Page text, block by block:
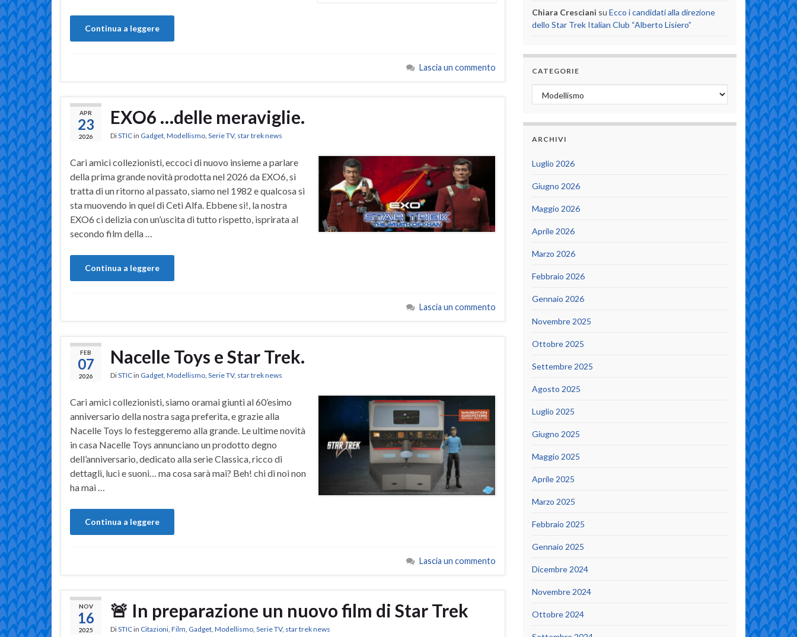
Continua a leggere
Lascia un commento
APR
23
2026
EXO6 …delle meraviglie.
DiSTICin Gadget, Modellismo, Serie TV, star trek news
Cari amici collezionisti, eccoci di nuovo insieme a parlare
della prima grande novità prodotta nel 2026 da EXO6, si
tratta di un ritorno al passato, siamo nel 1982 e qualcosa si
sta muovendo in quel di Ceti Alfa. Ebbene si!, la nostra
EXO6 ci delizia con un’uscita di tutto rispetto, isprirata al
secondo film della …
Continua a leggere
Lascia un commento
FEB
07
2026
Nacelle Toys e Star Trek.
DiSTICin Gadget, Modellismo, Serie TV, star trek news
Cari amici collezionisti, siamo oramai giunti al 60’esimo
anniversario della nostra saga preferita, e grazie alla
Nacelle Toys lo festeggeremo alla grande. Le ultime novità
in casa Nacelle Toys annunciano un prodotto degno
dell’anniversario, dedicato alla serie Classica, ricco di
dettagli, luci e suoni… ma cosa sarà mai? Beh! chi di noi non
ha mai …
Continua a leggere
Lascia un commento
NOV
16
2025
🚨 In preparazione un nuovo film di Star Trek
DiSTICin Citazioni, Film, Gadget, Modellismo, Serie TV, star trek news
Chiara Cresciani su Ecco i candidati alla direzione
dello Star Trek Italian Club “Alberto Lisiero”
CATEGORIE
Categorie
ARCHIVI
Luglio 2026
Giugno 2026
Maggio 2026
Aprile 2026
Marzo 2026
Febbraio 2026
Gennaio 2026
Novembre 2025
Ottobre 2025
Settembre 2025
Agosto 2025
Luglio 2025
Giugno 2025
Maggio 2025
Aprile 2025
Marzo 2025
Febbraio 2025
Gennaio 2025
Dicembre 2024
Novembre 2024
Ottobre 2024